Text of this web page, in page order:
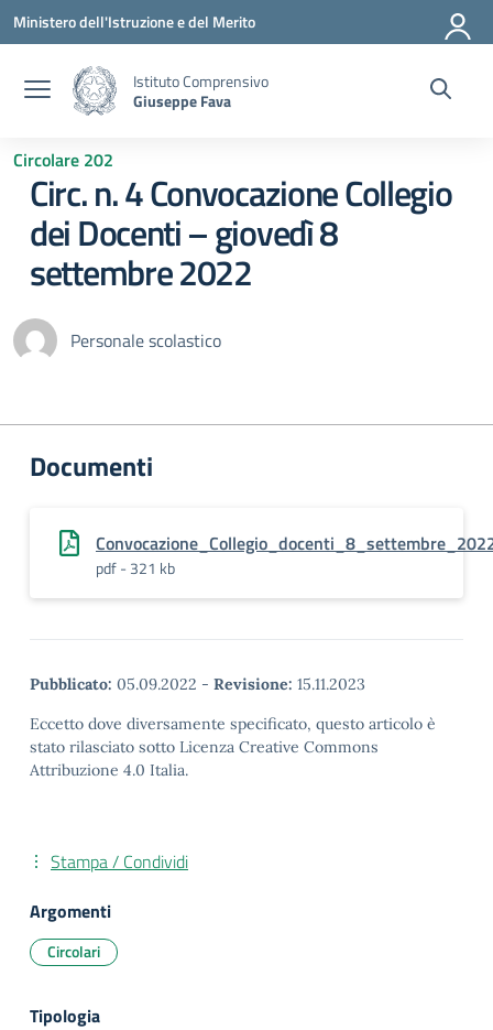
Vai ai contenuti
Vai al menu di navigazione
Vai al footer
Ministero dell'Istruzione e del Merito
Istituto Comprensivo
Giuseppe Fava
Circolare 202
Circ. n. 4 Convocazione Collegio
dei Docenti – giovedì 8
settembre 2022
Personale scolastico
Documenti
pdf - 321 kb
Pubblicato: 05.09.2022 - Revisione: 15.11.2023
Eccetto dove diversamente specificato, questo articolo è
stato rilasciato sotto Licenza Creative Commons
Attribuzione 4.0 Italia.
Stampa / Condividi
Argomenti
Circolari
Tipologia